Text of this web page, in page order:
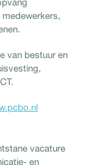
van bestuur en
vacature
en